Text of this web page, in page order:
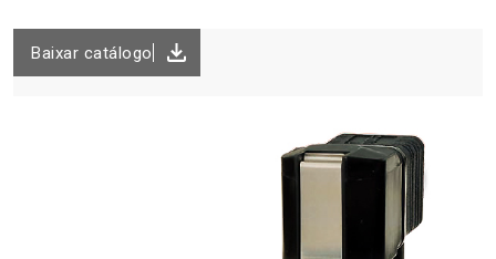
Baixar catálogo